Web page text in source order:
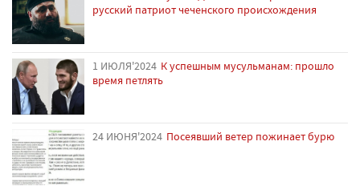
русский патриот чеченского происхождения
1 ИЮЛЯ'2024 К успешным мусульманам: прошло
время петлять
24 ИЮНЯ'2024 Посеявший ветер пожинает бурю